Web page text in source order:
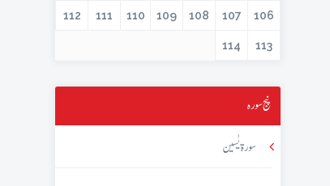
106
107
108
109
110
111
112
113
114
پنج سورہ
سورۃ یٰسین